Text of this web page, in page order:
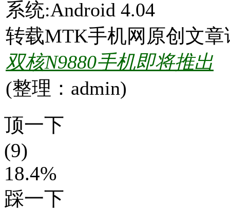
系统:Android 4.04
转载MTK手机网原创文
双核N9880手机即将推出
(整理：admin)
顶一下
(9)
18.4%
踩一下